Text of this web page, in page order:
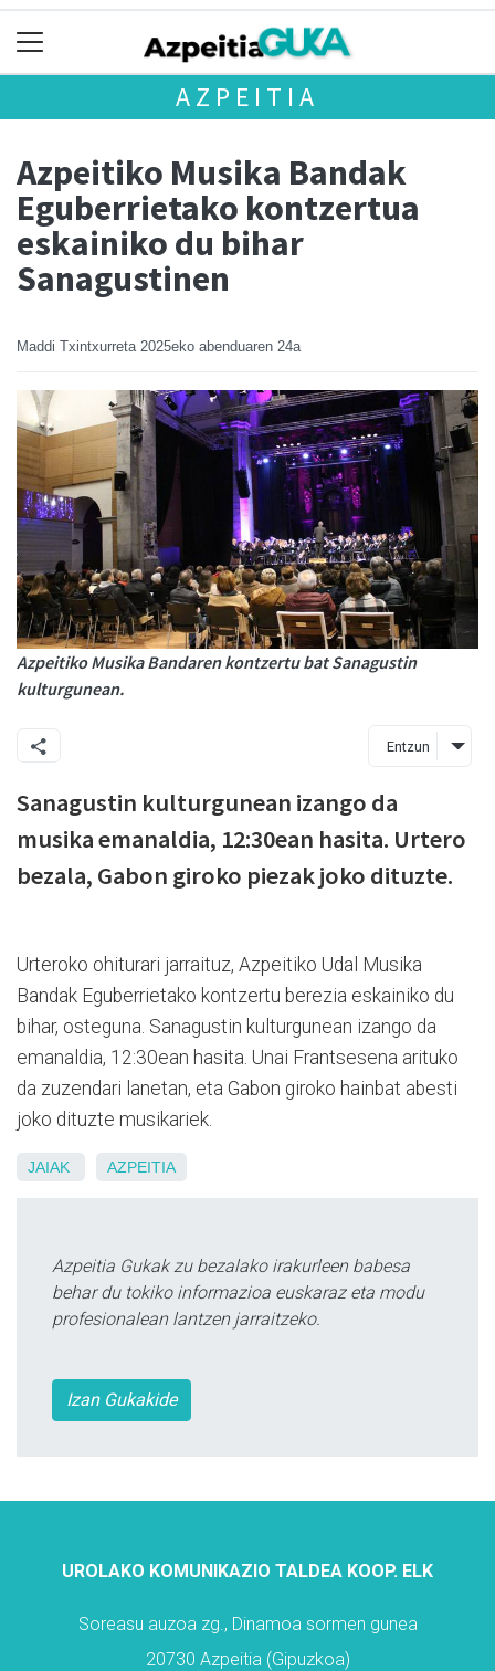
AZPEITIA
Azpeitiko Musika Bandak
Eguberrietako kontzertua
eskainiko du bihar
Sanagustinen
Maddi Txintxurreta 2025eko abenduaren 24a
Azpeitiko Musika Bandaren kontzertu bat Sanagustin
kulturgunean.
Entzun
Sanagustin kulturgunean izango da
musika emanaldia, 12:30ean hasita. Urtero
bezala, Gabon giroko piezak joko dituzte.
Urteroko ohiturari jarraituz, Azpeitiko Udal Musika
Bandak Eguberrietako kontzertu berezia eskainiko du
bihar, osteguna. Sanagustin kulturgunean izango da
emanaldia, 12:30ean hasita. Unai Frantsesena arituko
da zuzendari lanetan, eta Gabon giroko hainbat abesti
joko dituzte musikariek.
JAIAK AZPEITIA
Azpeitia Gukak zu bezalako irakurleen babesa
behar du tokiko informazioa euskaraz eta modu
profesionalean lantzen jarraitzeko.
Izan Gukakide
UROLAKO KOMUNIKAZIO TALDEA KOOP. ELK
Soreasu auzoa zg., Dinamoa sormen gunea
20730 Azpeitia (Gipuzkoa)